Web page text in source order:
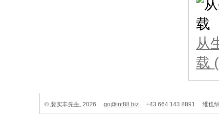
从
载
© 裴实丰先生, 2026 go@int88.biz +43 664 143 8891 维也纳